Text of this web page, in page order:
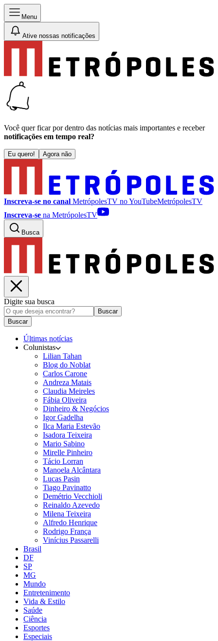
Menu
Ative nossas notificações
Você quer ficar por dentro das notícias mais importantes e receber
notificações em tempo real?
Eu quero! Agora não
Inscreva-se no canal MetrópolesTV noYouTubeMetrópolesTV
Inscreva-se na MetrópolesTV
Busca
Digite sua busca
Buscar
Buscar
Últimas notícias
Colunistas
Lilian Tahan
Blog do Noblat
Carlos Carone
Andreza Matais
Claudia Meireles
Fábia Oliveira
Dinheiro & Negócios
Igor Gadelha
Ilca Maria Estevão
Isadora Teixeira
Mario Sabino
Mirelle Pinheiro
Tácio Lorran
Manoela Alcântara
Lucas Pasin
Tiago Pavinatto
Demétrio Vecchioli
Reinaldo Azevedo
Milena Teixeira
Alfredo Henrique
Rodrigo França
Vinícius Passarelli
Brasil
DF
SP
MG
Mundo
Entretenimento
Vida & Estilo
Saúde
Ciência
Esportes
Especiais